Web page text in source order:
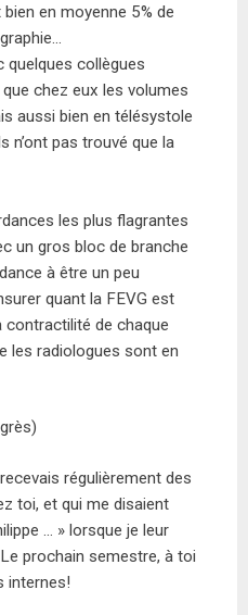
en moyenne 5% de
quelques collègues
que chez eux les volumes
aussi bien en télésystole
n’ont pas trouvé que la
les plus flagrantes
un gros bloc de branche
à être un peu
quant la FEVG est
contractilité de chaque
les radiologues sont en
régulièrement des
toi, et qui me disaient
… » lorsque je leur
prochain semestre, à toi
internes!